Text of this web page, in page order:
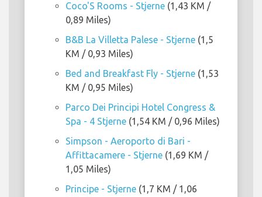
Coco'S Rooms - Stjerne (1,43 KM /
0,89 Miles)
B&B La Villetta Palese - Stjerne (1,5
KM / 0,93 Miles)
Bed and Breakfast Fly - Stjerne (1,53
KM / 0,95 Miles)
Parco Dei Principi Hotel Congress &
Spa - 4 Stjerne (1,54 KM / 0,96 Miles)
Simpson - Aeroporto di Bari -
Affittacamere - Stjerne (1,69 KM /
1,05 Miles)
Principe - Stjerne (1,7 KM / 1,06